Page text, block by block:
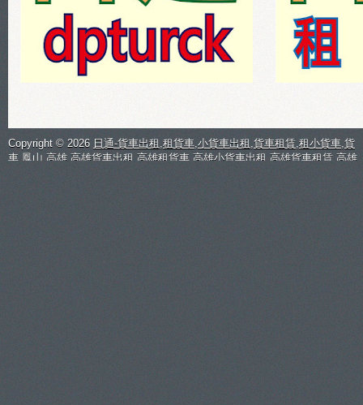
Copyright © 2026 日通-貨車出租,租貨車,小貨車出租,貨車租賃,租小貨車,貨
車,鳳山,高雄,高雄貨車出租,高雄租貨車,高雄小貨車出租,高雄貨車租賃,高雄